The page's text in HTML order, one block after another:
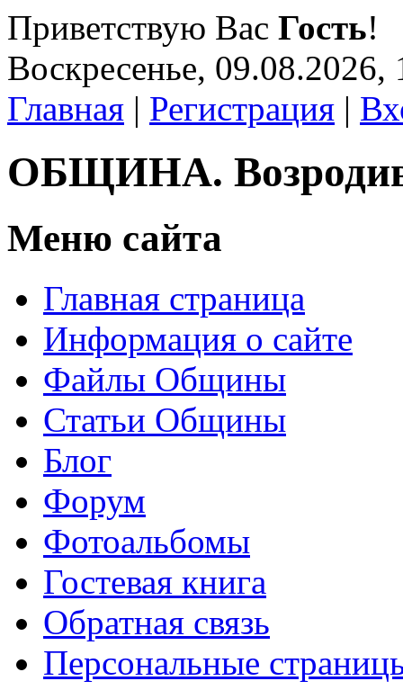
Приветствую Вас Гость!
Воскресенье, 09.08.2026,
Главная | Регистрация |
ОБЩИНА.
Меню сайта
Главная страница
Информация о сайте
Файлы Общины
Статьи Общины
Блог
Форум
Фотоальбомы
Гостевая книга
Обратная связь
Персональные